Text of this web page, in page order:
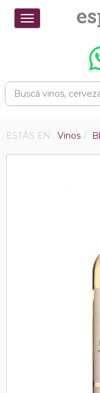
Toggle
navigation
ESTÁS EN: Vinos